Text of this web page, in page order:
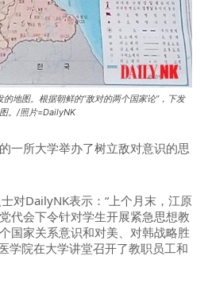
地图。根据朝鲜的“敌对的两个国家论”，下发
。/照片=DailyNK
一所大学举办了树立敌对意识的思
对DailyNK表示：“上个月末，江原
代会下令针对学生开展紧急思想教
国家关系意识和对美、对韩战略胜
学院在大学讲堂召开了教职员工和